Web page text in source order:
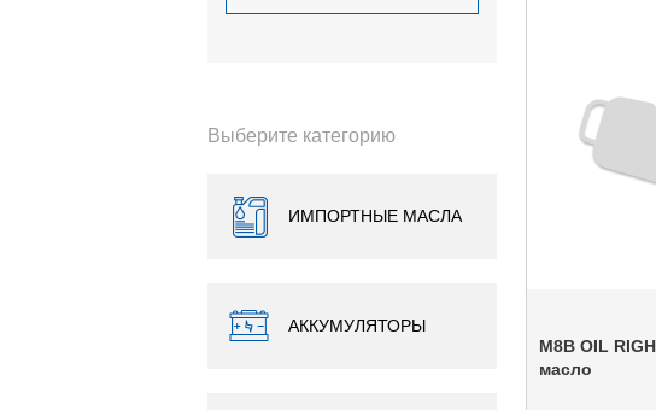
Выберите категорию
ИМПОРТНЫЕ МАСЛА
АККУМУЛЯТОРЫ
М8В OIL RIGHT 10л (2) м/
масло